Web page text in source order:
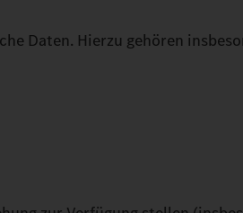
Daten. Hierzu gehören